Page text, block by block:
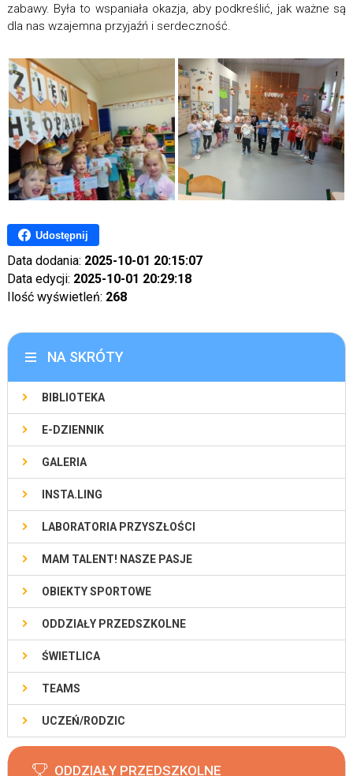
zabawy. Była to wspaniała okazja, aby podkreślić, jak ważne są
dla nas wzajemna przyjaźń i serdeczność.
Udostępnij
Data dodania: 2025-10-01 20:15:07
Data edycji: 2025-10-01 20:29:18
Ilość wyświetleń: 268
NA SKRÓTY
BIBLIOTEKA
E-DZIENNIK
GALERIA
INSTA.LING
LABORATORIA PRZYSZŁOŚCI
MAM TALENT! NASZE PASJE
OBIEKTY SPORTOWE
ODDZIAŁY PRZEDSZKOLNE
ŚWIETLICA
TEAMS
UCZEŃ/RODZIC
ODDZIAŁY PRZEDSZKOLNE